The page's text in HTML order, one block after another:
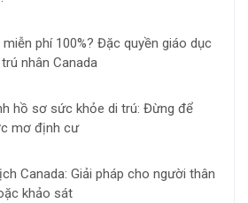
phí 100%? Đặc quyền giáo dục
nhân Canada
hồ sơ sức khỏe di trú: Đừng để
mơ định cư
Canada: Giải pháp cho người thân
khảo sát